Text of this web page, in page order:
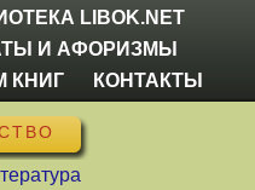
LIBOK.NET
И АФОРИЗМЫ
КНИГ
КОНТАКТЫ